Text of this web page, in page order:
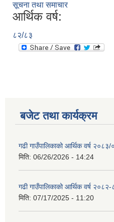
सूचना तथा समाचार
आर्थिक वर्ष:
८२/८३
बजेट तथा कार्यक्रम
गढी गाउँपालिकाको आर्थिक वर्ष २०८३/
मिति: 06/26/2026 - 14:24
गढी गाउँपालिकाको आर्थिक वर्ष
मिति: 07/17/2025 - 11:20